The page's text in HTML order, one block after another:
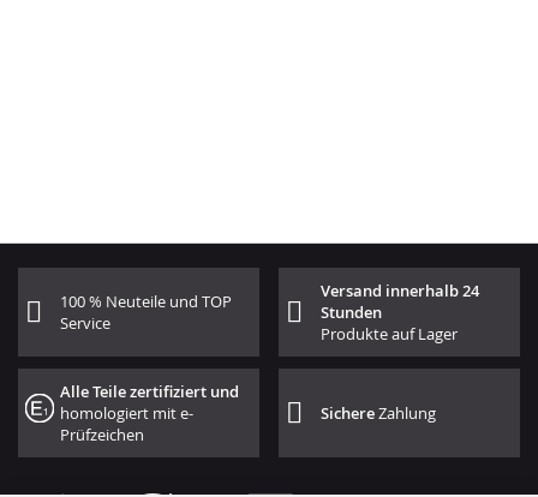
100 % Neuteile und TOP
Service
Versand innerhalb 24
Stunden
Produkte auf Lager
Alle Teile zertifiziert und
homologiert mit e-
Prüfzeichen
SichereZahlung